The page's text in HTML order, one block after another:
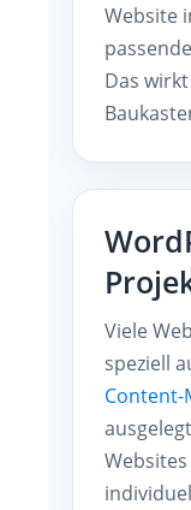
Website
Das
Viele
speziell
Content-